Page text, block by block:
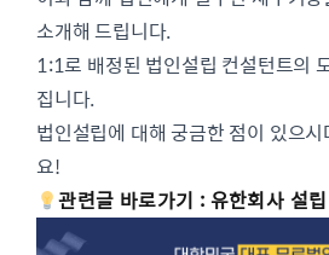
소개해 드립니다.
1:1로 배정된 법인설립 컨설턴트의
집니다.
법인설립에 대해 궁금한 점이 있으
요!
관련글 바로가기 : 유한회사 설